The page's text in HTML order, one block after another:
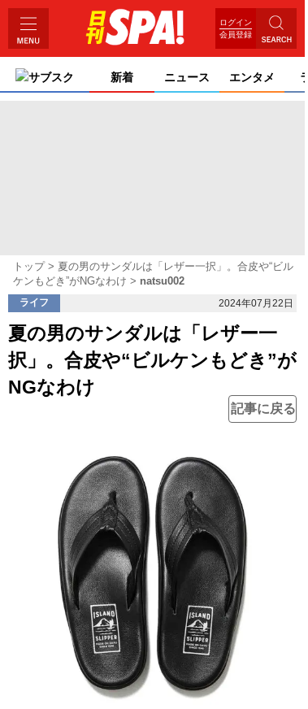
ログイン
会員登録
サブスク 新着 ニュース エンタメ
トップ
夏の男のサンダルは「レザー一択」。合皮や“ビル
ケンもどき”がNGなわけ
natsu002
ライフ 2024年07月22日
夏の男のサンダルは「レザー一
択」。合皮や“ビルケンもどき”が
NGなわけ
記事に戻る